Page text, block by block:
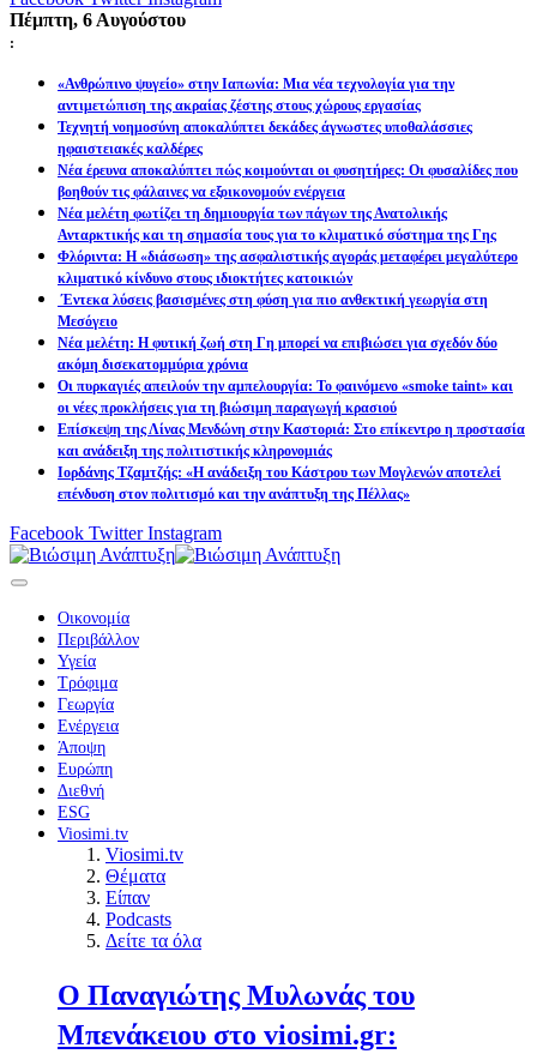
Πέμπτη, 6 Αυγούστου
:
«Ανθρώπινο ψυγείο» στην Ιαπωνία: Μια νέα τεχνολογία για την
αντιμετώπιση της ακραίας ζέστης στους χώρους εργασίας
Τεχνητή νοημοσύνη αποκαλύπτει δεκάδες άγνωστες υποθαλάσσιες
ηφαιστειακές καλδέρες
Νέα έρευνα αποκαλύπτει πώς κοιμούνται οι φυσητήρες: Οι φυσαλίδες που
βοηθούν τις φάλαινες να εξοικονομούν ενέργεια
Νέα μελέτη φωτίζει τη δημιουργία των πάγων της Ανατολικής
Ανταρκτικής και τη σημασία τους για το κλιματικό σύστημα της Γης
Φλόριντα: Η «διάσωση» της ασφαλιστικής αγοράς μεταφέρει μεγαλύτερο
κλιματικό κίνδυνο στους ιδιοκτήτες κατοικιών
Έντεκα λύσεις βασισμένες στη φύση για πιο ανθεκτική γεωργία στη
Μεσόγειο
Νέα μελέτη: Η φυτική ζωή στη Γη μπορεί να επιβιώσει για σχεδόν δύο
ακόμη δισεκατομμύρια χρόνια
Οι πυρκαγιές απειλούν την αμπελουργία: Το φαινόμενο «smoke taint» και
οι νέες προκλήσεις για τη βιώσιμη παραγωγή κρασιού
Επίσκεψη της Λίνας Μενδώνη στην Καστοριά: Στο επίκεντρο η προστασία
και ανάδειξη της πολιτιστικής κληρονομιάς
Ιορδάνης Τζαμτζής: «Η ανάδειξη του Κάστρου των Μογλενών αποτελεί
επένδυση στον πολιτισμό και την ανάπτυξη της Πέλλας»
Facebook Twitter Instagram
Οικονομία
Περιβάλλον
Υγεία
Τρόφιμα
Γεωργία
Ενέργεια
Άποψη
Ευρώπη
Διεθνή
ESG
Viosimi.tv
Viosimi.tv
Θέματα
Είπαν
Podcasts
Δείτε τα όλα
Ο Παναγιώτης Μυλωνάς του
Μπενάκειου στο viosimi.gr: